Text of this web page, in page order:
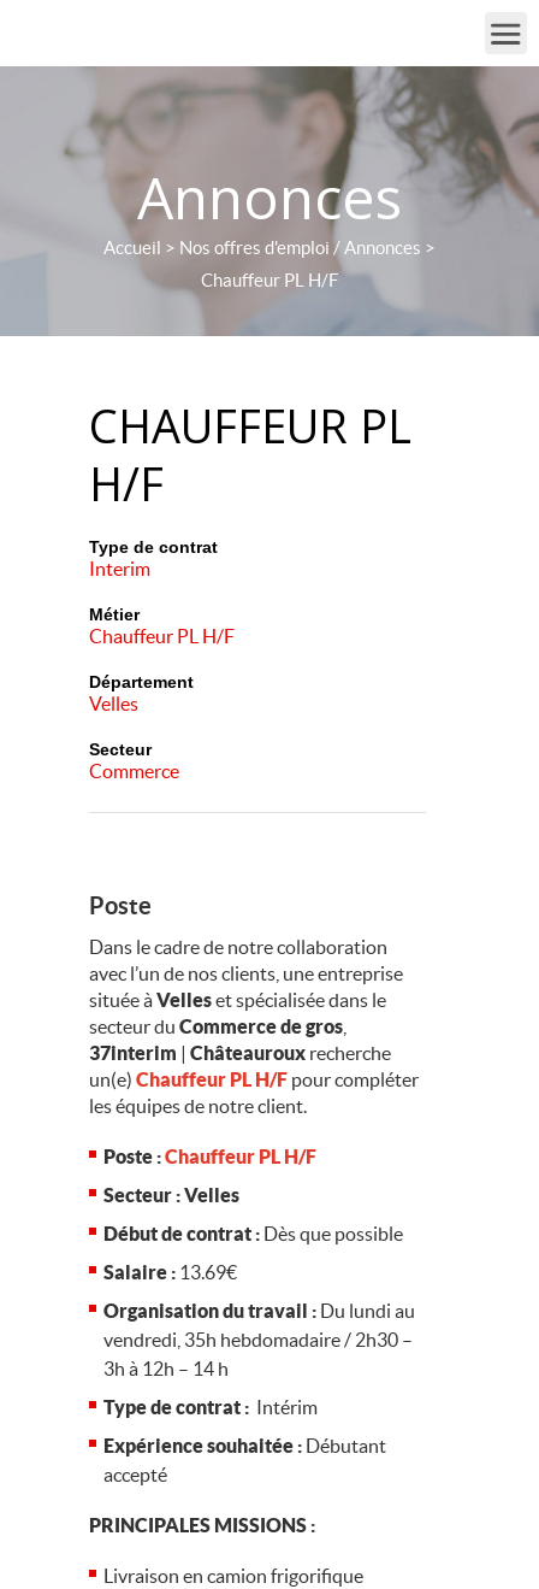
Annonces
Accueil > Nos offres d'emploi / Annonces >
Chauffeur PL H/F
CHAUFFEUR PL
H/F
Type de contrat
Interim
Métier
Chauffeur PL H/F
Département
Velles
Secteur
Commerce
Poste
Dans le cadre de notre collaboration
avec l’un de nos clients, une entreprise
située àVelleset spécialisée dans le
secteur du Commerce de gros
37interim | Châteauroux recherche
un(e) Chauffeur PL H/F pour compléter
les équipes de notre client.
Poste :Chauffeur PL H/F
Secteur : Velles
Début de contrat : Dès que possible
Salaire : 13.69€
Organisation du travail : Du lundi au
vendredi, 35h hebdomadaire / 2h30 –
3h à 12h – 14 h
Type de contrat : Intérim
Expérience souhaitée : Débutant
accepté
PRINCIPALES MISSIONS :
Livraison en camion frigorifique